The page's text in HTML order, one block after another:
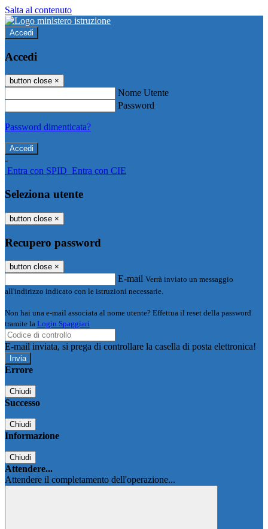
Salta al contenuto
Accedi
Accedi
button close ×
Nome Utente
Password
Password dimenticata?
-
Entra con SPID Entra con CIE
Seleziona utente
button close ×
Recupero password
button close ×
E-mail Verrà inviato un messaggio
all'indirizzo indicato con le istruzioni necessarie.
Non hai una e-mail associata al nome utente? Effettua il reset della password
tramite la Login Spaggiari
E-mail inviata, si prega di controllare la casella di posta elettronica!
Errore
Chiudi
Successo
Chiudi
Informazione
Chiudi
Attendere...
Attendere il completamento dell'operazione...